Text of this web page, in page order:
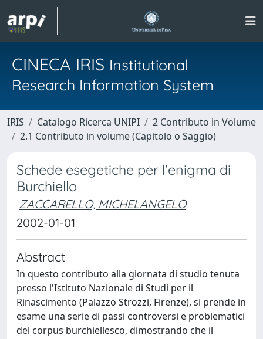
CINECA IRIS Institutional
Research Information System
IRIS Catalogo Ricerca UNIPI
2 Contributo in Volume
2.1 Contributo in volume (Capitolo o Saggio)
Schede esegetiche per l'enigma di
Burchiello
ZACCARELLO, MICHELANGELO
2002-01-01
Abstract
In questo contributo alla giornata di studio tenuta
presso l'Istituto Nazionale di Studi per il
Rinascimento (Palazzo Strozzi, Firenze), si prende in
esame una serie di passi controversi e problematici
del corpus burchiellesco, dimostrando che il